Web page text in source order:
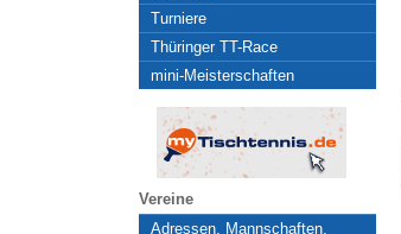
Turniere
Thüringer TT-Race
mini-Meisterschaften
Vereine
Adressen, Mannschaften,